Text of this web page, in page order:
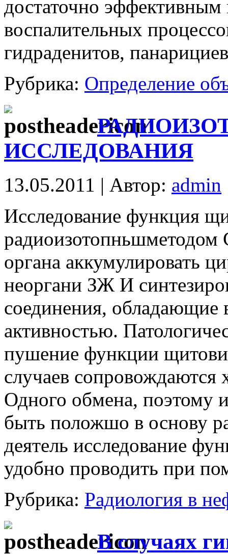
достаточно
воспалительных
гидраденитов,
Рубрика: Определение
ИССЛЕДОВАНИЯ
13.05.2011 | Автор: admin
Исследование функция
радиоизотопньшметодом
органа аккумулировать
неоргани ЗЖ И
соединения, обладающие
активностью.
пушение функции
случаев
Одного обмена, поэтому
быть положшо в основу
деятель исследование
удобно проводить при
Рубрика: Радиология в
В случаях